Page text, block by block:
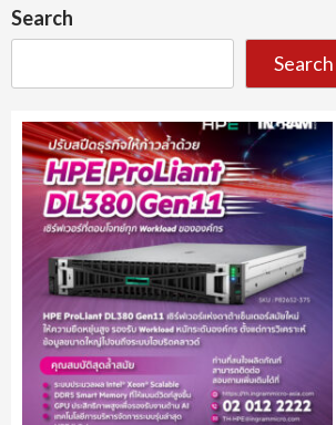
Search
Search